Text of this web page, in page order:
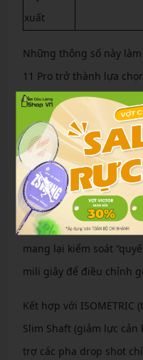
xuất
Những thông số này
11 Pro trở thành lựa
chuyên nghiệp.
Công nghệ nổi bật:
Công nghệ cốt lõi của
Booster, một lớp vật liệu
Nanotube, giúp khung
xúc, kéo dài thời gian
mang lại kiểm soát
mili giây để điều chỉnh
Kết hợp với ISOMETRIC
Slim Shaft (giảm lực
trợ các pha drop shot